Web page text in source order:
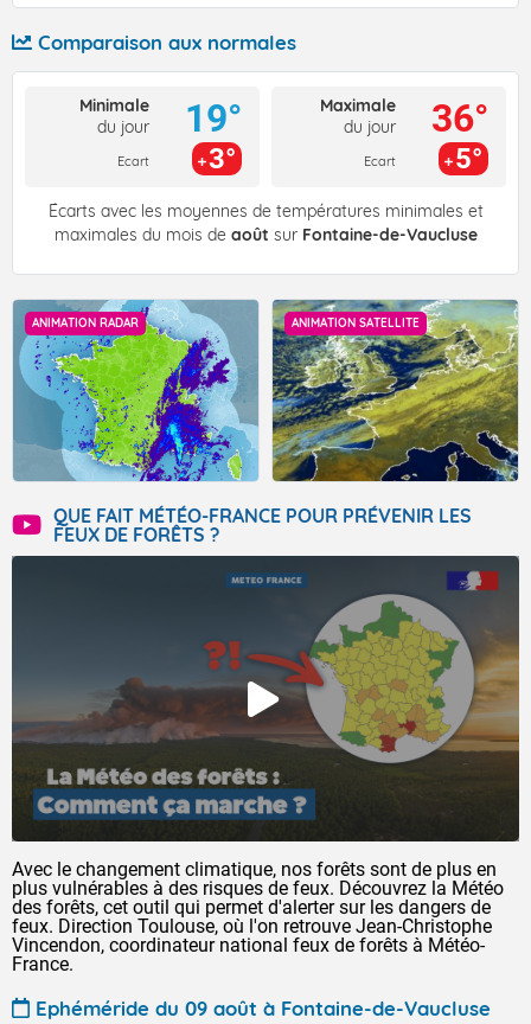
Comparaison aux normales
Minimale
du jour
Ecart
19°
3°
Maximale
du jour
Ecart
36°
5°
Écarts avec les moyennes de températures minimales et
maximales du mois de août sur Fontaine-de-Vaucluse
ANIMATION RADAR ANIMATION SATELLITE
QUE FAIT MÉTÉO-FRANCE POUR PRÉVENIR LES
FEUX DE FORÊTS ?
Avec le changement climatique, nos forêts sont de plus en
plus vulnérables à des risques de feux. Découvrez la Météo
des forêts, cet outil qui permet d'alerter sur les dangers de
feux. Direction Toulouse, où l'on retrouve Jean-Christophe
Vincendon, coordinateur national feux de forêts à Météo-
France.
Ephéméride du 09 août à Fontaine-de-Vaucluse